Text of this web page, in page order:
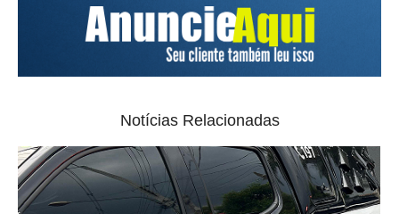
Notícias Relacionadas